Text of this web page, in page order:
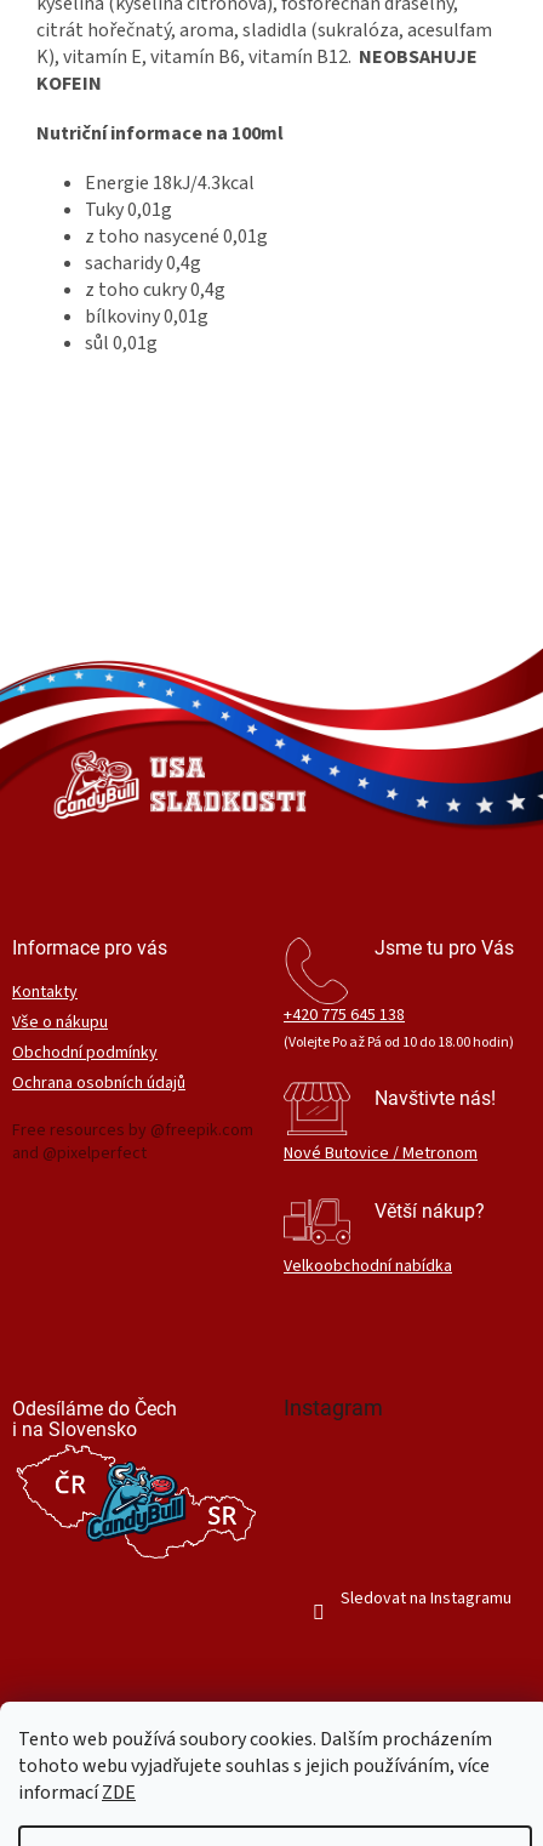
Tento web používá soubory cookies. Dalším procházením
tohoto webu vyjadřujete souhlas s jejich používáním, více
informacíZDE
citrát hořečnatý, aroma, sladidla (sukralóza, acesulfam
K), vitamín E, vitamín B6, vitamín B12. NEOBSAHUJE
KOFEIN
Nutriční informace na 100ml
Energie 18kJ/4.3kcal
Tuky 0,01g
z toho nasycené 0,01g
sacharidy 0,4g
z toho cukry 0,4g
bílkoviny 0,01g
sůl 0,01g
á
p
a
í
Informace pro vás
Kontakty
Vše o nákupu
Obchodní podmínky
Ochrana osobních údajů
Free resources by @freepik.com
and @pixelperfect
Jsme tu pro Vás
+420 775 645 138
(Volejte Po až Pá od 10 do 18.00 hodin)
Navštivte nás!
Nové Butovice / Metronom
Větší nákup?
Velkoobchodní nabídka
Odesíláme do Čech
i na Slovensko
Instagram
Sledovat na Instagramu
Vytvořil Shoptet
Copyright 2026Mr. Candy Bull. Všechna práva vyhrazena.Upravit